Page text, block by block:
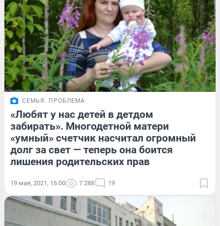
СЕМЬЯ ПРОБЛЕМА
«Любят у нас детей в детдом
забирать». Многодетной матери
«умный» счетчик насчитал огромный
долг за свет — теперь она боится
лишения родительских прав
19 мая, 2021, 16:00 7 288 19